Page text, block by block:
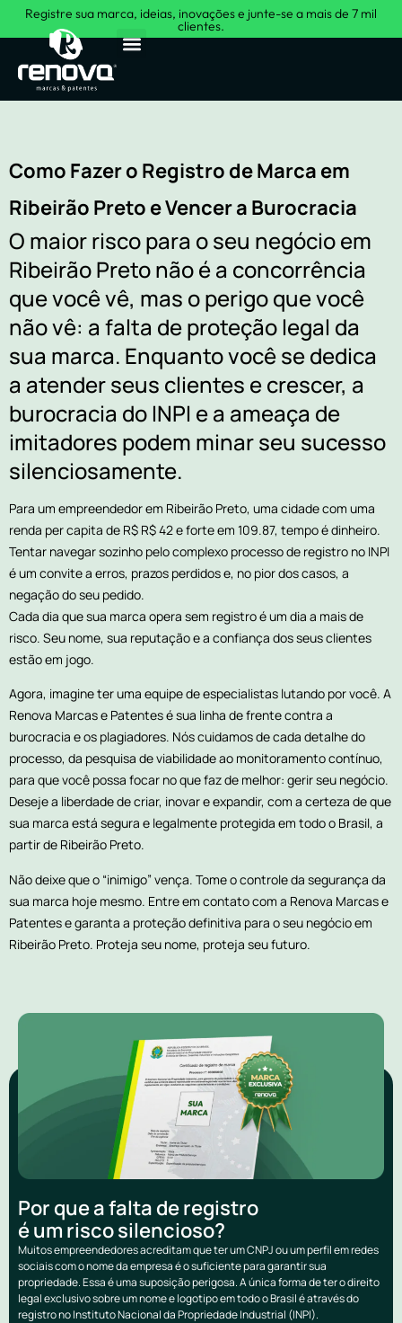
Registre sua marca, ideias, inovações e junte-se a mais de 7 mil
clientes.
Como Fazer o Registro de Marca em
Ribeirão Preto e Vencer a Burocracia
O maior risco para o seu negócio em
Ribeirão Preto não é a concorrência
que você vê, mas o perigo que você
não vê: a falta de proteção legal da
sua marca. Enquanto você se dedica
a atender seus clientes e crescer, a
burocracia do INPI e a ameaça de
imitadores podem minar seu sucesso
silenciosamente.
Para um empreendedor em Ribeirão Preto, uma cidade com uma
renda per capita de R$ R$ 42 e forte em 109.87, tempo é dinheiro.
Tentar navegar sozinho pelo complexo processo de registro no INPI
é um convite a erros, prazos perdidos e, no pior dos casos, a
negação do seu pedido.
Cada dia que sua marca opera sem registro é um dia a mais de
risco. Seu nome, sua reputação e a confiança dos seus clientes
estão em jogo.
Agora, imagine ter uma equipe de especialistas lutando por você. A
Renova Marcas e Patentes é sua linha de frente contra a
burocracia e os plagiadores. Nós cuidamos de cada detalhe do
processo, da pesquisa de viabilidade ao monitoramento contínuo,
para que você possa focar no que faz de melhor: gerir seu negócio.
Deseje a liberdade de criar, inovar e expandir, com a certeza de que
sua marca está segura e legalmente protegida em todo o Brasil, a
partir de Ribeirão Preto.
Não deixe que o “inimigo” vença. Tome o controle da segurança da
sua marca hoje mesmo. Entre em contato com a Renova Marcas e
Patentes e garanta a proteção definitiva para o seu negócio em
Ribeirão Preto. Proteja seu nome, proteja seu futuro.
Por que a falta de registro
é um risco silencioso?
Muitos empreendedores acreditam que ter um CNPJ ou um perfil em redes
sociais com o nome da empresa é o suficiente para garantir sua
propriedade. Essa é uma suposição perigosa. A única forma de ter o direito
legal exclusivo sobre um nome e logotipo em todo o Brasil é através do
registro no Instituto Nacional da Propriedade Industrial (INPI).